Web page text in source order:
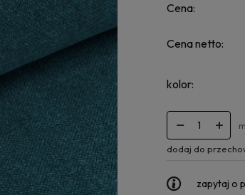
Cena:
Cena netto:
kolor:
dodaj do
zapytaj o